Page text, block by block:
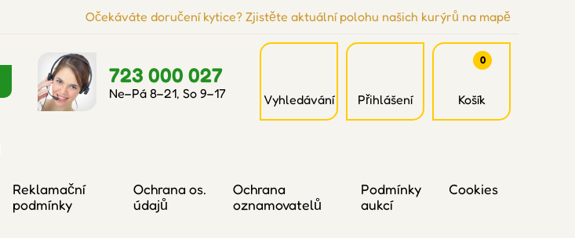
Očekáváte doručení kytice? Zjistěte aktuální polohu našich kurýrů na mapě
723 000 027
Ne–Pá 8–21, So 9–17 Vyhledávání Přihlášení
0
Košík
Reklamační
podmínky
Ochrana os.
údajů
Ochrana
oznamovatelů
Podmínky
aukcí
Cookies